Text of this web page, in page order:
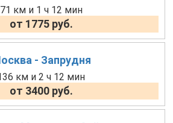
71 км и 1 ч 12 мин
от 1775 руб.
- Запрудня
км и 2 ч 12 мин
от 3400 руб.